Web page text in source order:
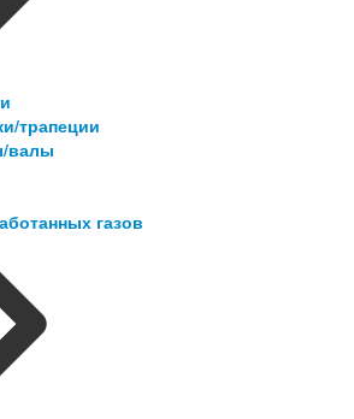
трапеции
валы
газов